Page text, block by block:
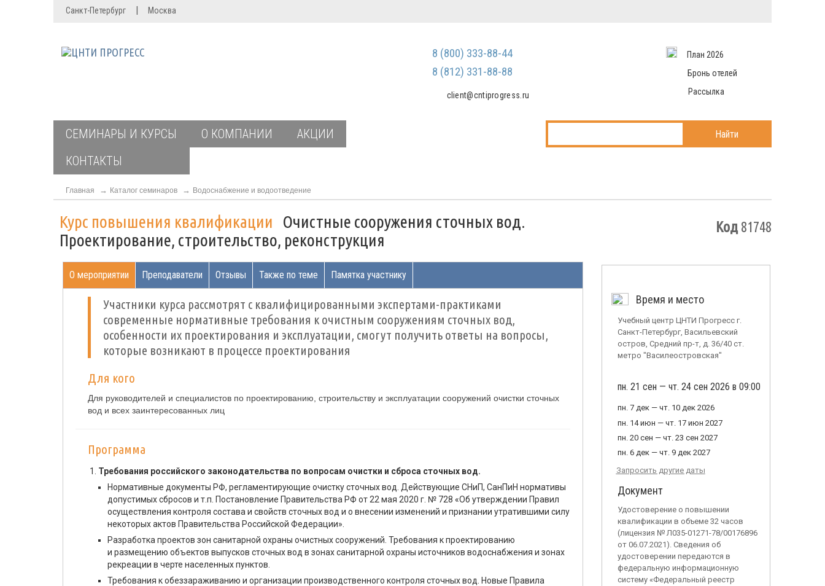
Мы не передаем ваши данные
спам
Запомнить меня
Войти в кабинет
Санкт-Петербург | Москва
8 (800) 333-88-44
8 (812) 331-88-88
client@cntiprogress.ru
План 2026
Бронь отелей
Рассылка
СЕМИНАРЫ И КУРСЫ О КОМПАНИИ
АКЦИИ
КОНТАКТЫ
Найти
Главная Каталог семинаров Водоснабжение и водоотведение
Курс повышения квалификации
Очистные сооружения сточных вод.
Проектирование, строительство, реконструкция
Код81748
О мероприятии Преподаватели Отзывы Также по теме Памятка участнику
Участники курса рассмотрят с квалифицированными экспертами-практиками
современные нормативные требования к очистным сооружениям сточных вод,
особенности их проектирования и эксплуатации, смогут получить ответы на вопросы,
которые возникают в процессе проектирования
Для кого
Для руководителей и специалистов по проектированию, строительству и эксплуатации сооружений очистки сточных
вод и всех заинтересованных лиц
Программа
Требования российского законодательства по вопросам очистки и сброса сточных вод.
Нормативные документы РФ, регламентирующие очистку сточных вод. Действующие СНиП, СанПиН нормативы
допустимых сбросов и т.п. Постановление Правительства РФ от 22 мая 2020 г. № 728 «Об утверждении Правил
осуществления контроля состава и свойств сточных вод и о внесении изменений и признании утратившими силу
некоторых актов Правительства Российской Федерации».
Разработка проектов зон санитарной охраны очистных сооружений. Требования к проектированию
и размещению объектов выпусков сточных вод в зонах санитарной охраны источников водоснабжения и зонах
рекреации в черте населенных пунктов.
Требования к обеззараживанию и организации производственного контроля сточных вод. Новые Правила
Время и место
Учебный центр ЦНТИ Прогресс г.
Санкт-Петербург, Васильевский
остров, Средний пр-т, д. 36/40 ст.
метро "Василеостровская"
пн. 21 сен — чт. 24 сен 2026 в 09:00
пн. 7 дек — чт. 10 дек 2026
пн. 14 июн — чт. 17 июн 2027
пн. 20 сен — чт. 23 сен 2027
пн. 6 дек — чт. 9 дек 2027
Запросить другие даты
Документ
Удостоверение о повышении
квалификации в объеме 32 часов
(лицензия № Л035-01271-78/00176896
от 06.07.2021). Сведения об
удостоверении передаются в
федеральную информационную
систему «Федеральный реестр